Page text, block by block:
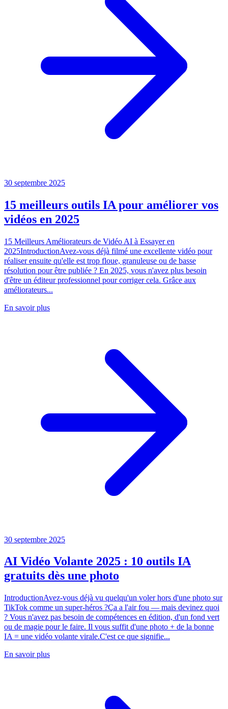
30 septembre 2025
15 meilleurs outils IA pour améliorer vos
vidéos en 2025
15 Meilleurs Améliorateurs de Vidéo AI à Essayer en
2025IntroductionAvez-vous déjà filmé une excellente vidéo pour
réaliser ensuite qu'elle est trop floue, granuleuse ou de basse
résolution pour être publiée ? En 2025, vous n'avez plus besoin
d'être un éditeur professionnel pour corriger cela. Grâce aux
améliorateurs...
En savoir plus
30 septembre 2025
AI Vidéo Volante 2025 : 10 outils IA
gratuits dès une photo
IntroductionAvez-vous déjà vu quelqu'un voler hors d'une photo sur
TikTok comme un super-héros ?Ça a l'air fou — mais devinez quoi
? Vous n'avez pas besoin de compétences en édition, d'un fond vert
ou de magie pour le faire. Il vous suffit d'une photo + de la bonne
IA = une vidéo volante virale.C'est ce que signifie...
En savoir plus